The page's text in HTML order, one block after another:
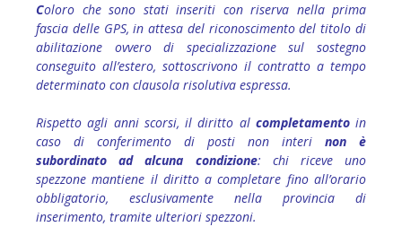
Coloro che sono stati inseriti con riserva nella prima
fascia delle GPS, in attesa del riconoscimento del titolo di
abilitazione ovvero di specializzazione sul sostegno
conseguito all’estero, sottoscrivono il contratto a tempo
determinato con clausola risolutiva espressa.
Rispetto agli anni scorsi, il diritto al completamento in
caso di conferimento di posti non interi non è
subordinato ad alcuna condizione: chi riceve uno
spezzone mantiene il diritto a completare fino all’orario
obbligatorio, esclusivamente nella provincia di
inserimento, tramite ulteriori spezzoni.